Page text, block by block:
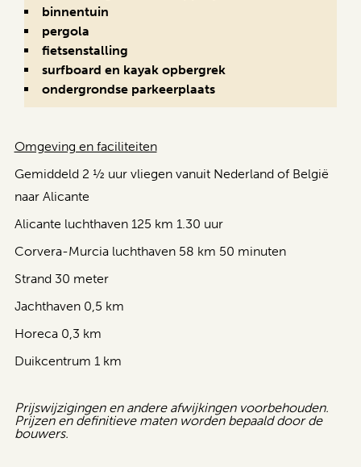
binnentuin
pergola
fietsenstalling
surfboard en kayak opbergrek
ondergrondse parkeerplaats
Omgeving en faciliteiten
Gemiddeld 2 ½ uur vliegen vanuit Nederland of België
naar Alicante
Alicante luchthaven 125 km 1.30 uur
Corvera-Murcia luchthaven 58 km 50 minuten
Strand 30 meter
Jachthaven 0,5 km
Horeca 0,3 km
Duikcentrum 1 km
Prijswijzigingen en andere afwijkingen voorbehouden.
Prijzen en definitieve maten worden bepaald door de
bouwers.